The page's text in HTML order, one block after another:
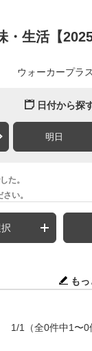
・生活【
ウォーカープラ
日付から探
明日
た。
い。
も
1/1 （全0件中1〜0